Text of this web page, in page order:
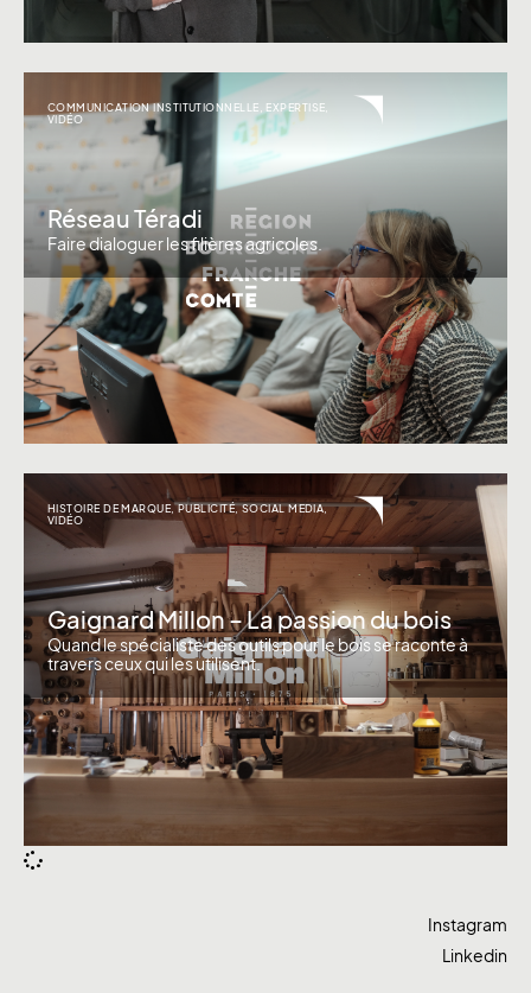
COMMUNICATION INSTITUTIONNELLE EXPERTISE
VIDÉO
Réseau Téradi
Faire dialoguer les filières agricoles.
HISTOIRE DE MARQUE,PUBLICITÉ,SOCIAL MEDIA,
VIDÉO
Gaignard Millon – La passion du bois
Quand le spécialiste des outils pour le bois se raconte à
travers ceux qui les utilisent.
Instagram
Linkedin